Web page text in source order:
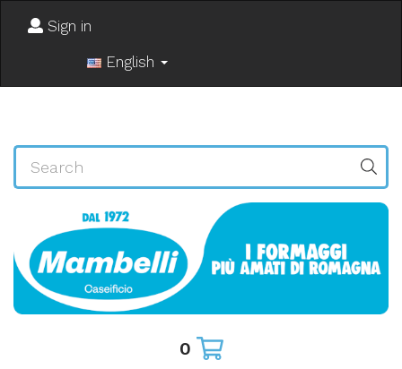
Sign in
English
0